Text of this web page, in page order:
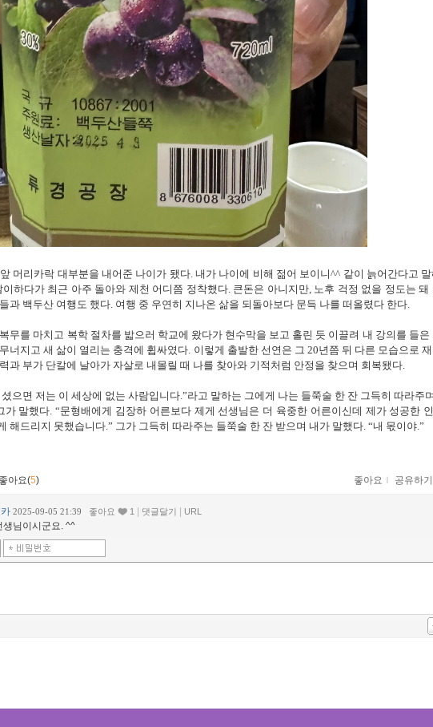
머리카락 대부분을 내어준 나이가 됐다.내가 나이에 비해 젊어 보이니^^ 같이 늙어간다고
이하다가 최근 아주 돌아와 제천 어디쯤 정착했다. 큰돈은 아니지만, 노후 걱정 없을 정도는 돼
과 백두산 여행도 했다 여행 중 우연히 지나온 삶을 되돌아보다 문득 나를 떠올렸다 한다
무를 마치고 복학 절차를 밟으러 학교에 왔다가 현수막을 보고 홀린 듯 이끌려 내 강의를 들은
너지고 새 삶이 열리는 충격에 휩싸였다 이렇게 출발한 선연은 그 20년쯤 뒤 다른 모습으로
과 부가 단칼에 날아가 자살로 내몰릴 때 나를 찾아와 기적처럼 안정을 찾으며 회복됐다
으면 저는 이 세상에 없는 사람입니다 .”라고 말하는 그에게 나는 들쭉술 한 잔 그득히 따라주
가 말했다 . “문형배에게 김장하 어른보다 제게 선생님은 더 육중한 어른이신데 제가 성공한
해드리지 못했습니다.” 그가 그득히 따라주는 들쭉술 한 잔 받으며 내가 말했다 . “내 몫이야 .”
좋아요(5) 좋아요 ｌ 공유하기
2025-09-05 21:39 좋아요 1 | 댓글달기 | URL
생님이시군요. ^^